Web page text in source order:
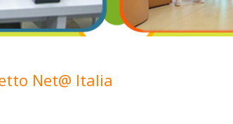
Net@ Italia